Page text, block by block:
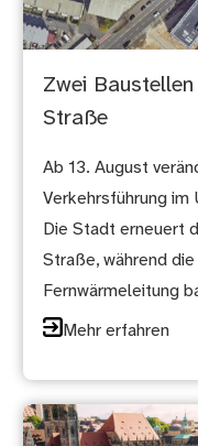
Zwei
Straße
Ab 13. August
Verkehrsführung im
Die Stadt erneuert
Straße, während
Fernwärmeleitung
Mehr erfahren